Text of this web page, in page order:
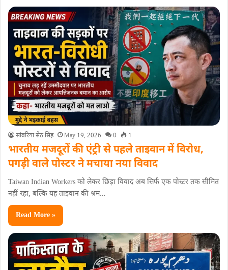
सांवरिया सेठ सिंह May 19, 2026 0 1
भारतीय मजदूरों की एंट्री से पहले ताइवान में विरोध,
पगड़ी वाले पोस्टर ने मचाया नया विवाद
Taiwan Indian Workers को लेकर छिड़ा विवाद अब सिर्फ एक पोस्टर तक सीमित
नहीं रहा, बल्कि यह ताइवान की श्रम…
Read More »